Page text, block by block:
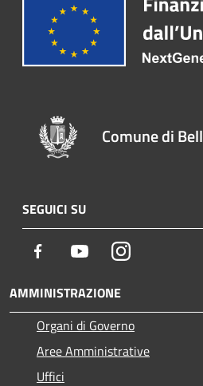
Comune di
SEGUICI SU
Facebook YoutubeInstagram
AMMINISTRAZIONE
Organi di Governo
Aree Amministrative
Uffici